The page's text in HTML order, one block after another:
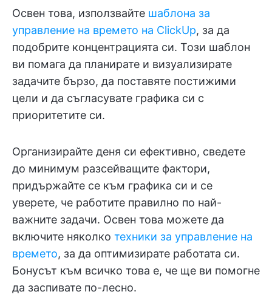
Освен това, използвайте шаблона за
управление на времето на ClickUp, за да
подобрите концентрацията си. Този шаблон
ви помага да планирате и визуализирате
задачите бързо, да поставяте постижими
цели и да съгласувате графика си с
приоритетите си.
Организирайте деня си ефективно, сведете
до минимум разсейващите фактори,
придържайте се към графика си и се
уверете, че работите правилно по най-
важните задачи. Освен това можете да
включите няколко техники за управление на
времето, за да оптимизирате работата си.
Бонусът към всичко това е, че ще ви помогне
да заспивате по-лесно.